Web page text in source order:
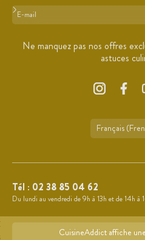
Format : adresse@email.com
Ne manquez pas nos offres
astuces
Français
Tél : 02 38 85 04 62
Du lundi au vendredi de 9h à 13h et de 14h à
CuisineAddict affiche